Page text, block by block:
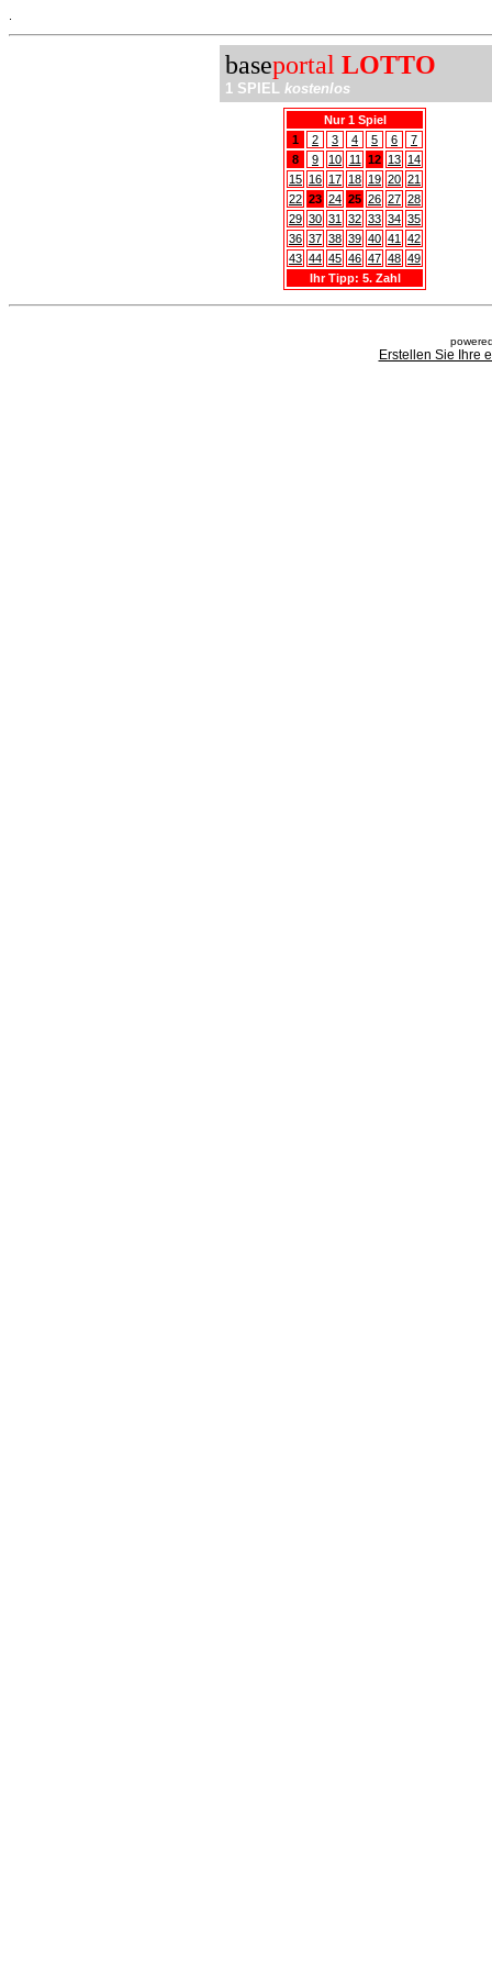
baseportal LOTTO
1 SPIEL kostenlos
Nur 1 Spiel
1
2 3 4 5 6
7
8
9 10 11 12 13 14
15 16 17 18 19 20 21
22 23 24 25 26 27 28
29 30 31 32 33 34 35
36 37 38 39 40 41
42
43 44 45 46 47 48 49
Ihr Tipp: 5. Zahl
Erstellen Sie Ihre